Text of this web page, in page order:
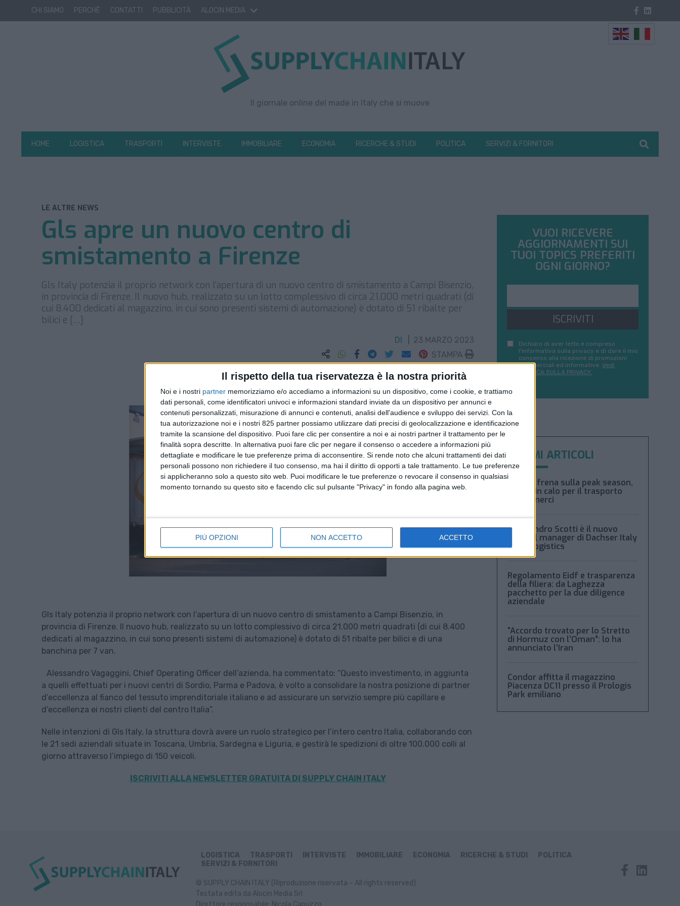
Il rispetto della tua riservatezza è la nostra priorità
Noi e i nostri partner memorizziamo e/o accediamo a informazioni su un dispositivo, come i cookie, e trattiamo
dati personali, come identificatori univoci e informazioni standard inviate da un dispositivo per annunci e
contenuti personalizzati, misurazione di annunci e contenuti, analisi dell'audience e sviluppo dei servizi. Con la
tua autorizzazione noi e i nostri 825 partner possiamo utilizzare dati precisi di geolocalizzazione e identificazione
tramite la scansione del dispositivo. Puoi fare clic per consentire a noi e ai nostri partner il trattamento per le
finalità sopra descritte. In alternativa puoi fare clic per negare il consenso o accedere a informazioni più
dettagliate e modificare le tue preferenze prima di acconsentire. Si rende noto che alcuni trattamenti dei dati
personali possono non richiedere il tuo consenso, ma hai il diritto di opporti a tale trattamento. Le tue preferenze
si applicheranno solo a questo sito web. Puoi modificare le tue preferenze o revocare il consenso in qualsiasi
momento tornando su questo sito e facendo clic sul pulsante "Privacy" in fondo alla pagina web.
PIÙ OPZIONI NON ACCETTO ACCETTO
CHI SIAMO PERCHÈ CONTATTI PUBBLICITÀ ALOCIN MEDIA
Il giornale online del made in Italy che si muove
HOME LOGISTICA TRASPORTI INTERVISTE IMMOBILIARE ECONOMIA RICERCHE & STUDI POLITICA SERVIZI & FORNITORI
LE ALTRE NEWS
Gls apre un nuovo centro di
smistamento a Firenze
Gls Italy potenzia il proprio network con l’apertura di un nuovo centro di smistamento a Campi Bisenzio,
in provincia di Firenze. Il nuovo hub, realizzato su un lotto complessivo di circa 21.000 metri quadrati (di
cui 8.400 dedicati al magazzino, in cui sono presenti sistemi di automazione) è dotato di 51 ribalte per
bilici e […]
DI
23 MARZO 2023
STAMPA
Gls Italy potenzia il proprio network con l’apertura di un nuovo centro di smistamento a Campi Bisenzio, in
provincia di Firenze. Il nuovo hub, realizzato su un lotto complessivo di circa 21.000 metri quadrati (di cui 8.400
dedicati al magazzino, in cui sono presenti sistemi di automazione) è dotato di 51 ribalte per bilici e di una
banchina per 7 van.
Alessandro Vagaggini, Chief Operating Officer dell’azienda, ha commentato: “Questo investimento, in aggiunta
a quelli effettuati per i nuovi centri di Sordio, Parma e Padova, è volto a consolidare la nostra posizione di partner
d’eccellenza al fianco del tessuto imprenditoriale italiano e ad assicurare un servizio sempre più capillare e
d’eccellenza ei nostri clienti del centro Italia”.
Nelle intenzioni di Gls Italy, la struttura dovrà avere un ruolo strategico per l’intero centro Italia, collaborando con
le 21 sedi aziendali situate in Toscana, Umbria, Sardegna e Liguria, e gestirà le spedizioni di oltre 100.000 colli al
giorno attraverso l’impiego di 150 veicoli.
ISCRIVITI ALLA NEWSLETTER GRATUITA DI SUPPLY CHAIN ITALY
VUOI RICEVERE
AGGIORNAMENTI SUI
TUOI TOPICS PREFERITI
OGNI GIORNO?
ISCRIVITI
Dichiaro di aver letto e compreso
l'informativa sulla privacy e di dare il mio
consenso alla ricezione di promozioni
commerciali ed informative. Vedi
POLITICA SULLA PRIVACY.
ULTIMI ARTICOLI
Xeneta frena sulla peak season,
tariffe in calo per il trasporto
aereo merci
Alessandro Scotti è il nuovo
general manager di Dachser Italy
Food Logistics
Regolamento Eidf e trasparenza
della filiera: da Laghezza
pacchetto per la due diligence
aziendale
“Accordo trovato per lo Stretto
di Hormuz con l’Oman”: lo ha
annunciato l’Iran
Condor affitta il magazzino
Piacenza DC11 presso il Prologis
Park emiliano
LOGISTICA TRASPORTI INTERVISTE IMMOBILIARE ECONOMIA RICERCHE & STUDI
POLITICA
SERVIZI & FORNITORI
© SUPPLY CHAIN ITALY (Riproduzione riservata – All rights reserved)
Testata edita da Alocin Media Srl